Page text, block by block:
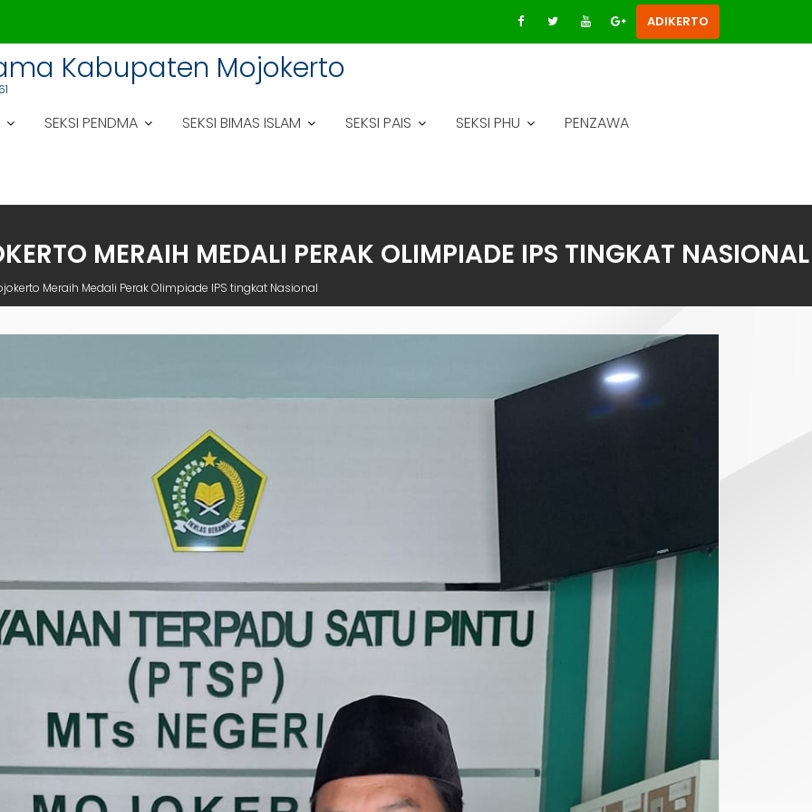
ADIKERTO
Kabupaten Mojokerto
SEKSI PENDMA SEKSI BIMAS ISLAM SEKSI PAIS SEKSI PHU PENZAWA
MERAIH MEDALI PERAK OLIMPIADE IPS TINGKAT NASIONAL
Meraih Medali Perak Olimpiade IPS tingkat Nasional